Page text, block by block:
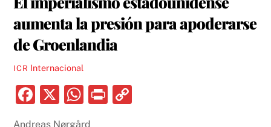
aumenta la presión para apoderarse
de Groenlandia
ICR Internacional
F
X
W P
Andreas Nørgård